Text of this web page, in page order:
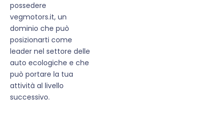
possedere
vegmotors.it, un
dominio che può
posizionarti come
leader nel settore delle
auto ecologiche e che
può portare la tua
attività al livello
successivo.